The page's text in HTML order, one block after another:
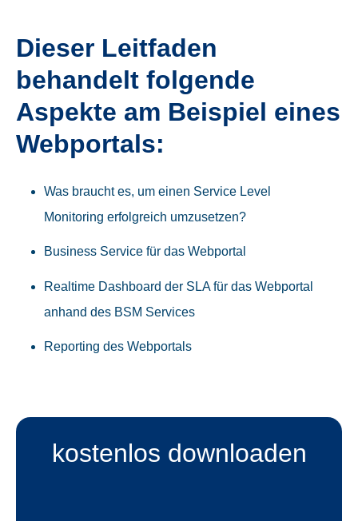
Dieser Leitfaden
behandelt folgende
Aspekte am Beispiel eines
Webportals:
Was braucht es, um einen Service Level
Monitoring erfolgreich umzusetzen?
Business Service für das Webportal
Realtime Dashboard der SLA für das Webportal
anhand des BSM Services
Reporting des Webportals
kostenlos downloaden